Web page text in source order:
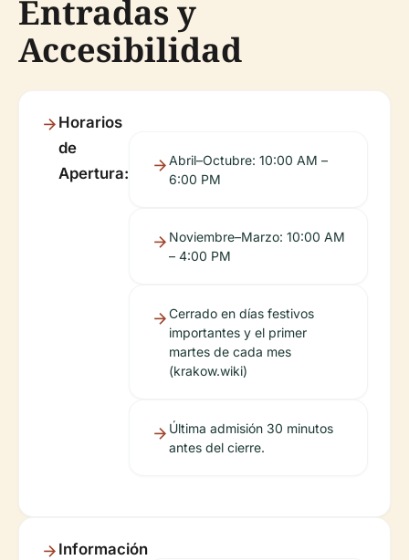
Entradas y
Accesibilidad
Horarios
de
Apertura:
Abril–Octubre: 10:00 AM –
6:00 PM
Noviembre–Marzo: 10:00 AM
– 4:00 PM
Cerrado en días festivos
importantes y el primer
martes de cada mes
(krakow.wiki)
Última admisión 30 minutos
antes del cierre.
Información